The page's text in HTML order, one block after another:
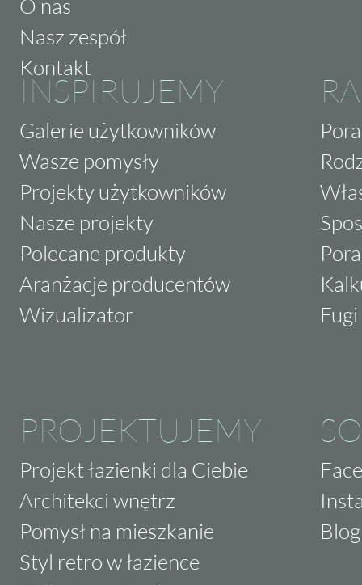
O nas
Nasz zespół
Kontakt
INSPIRUJEMY
Galerie użytkowników
Wasze pomysły
Projekty użytkowników
Nasze projekty
Polecane produkty
Aranżacje producentów
Wizualizator
PROJEKTUJEMY
Projekt łazienki dla Ciebie
Architekci wnętrz
Pomysł na mieszkanie
Styl retro w łazience
Blog